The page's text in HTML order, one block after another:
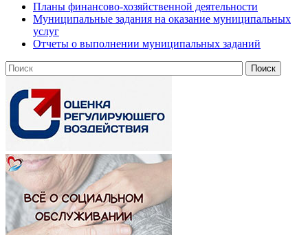
Планы финансово-хозяйственной деятельности
Муниципальные задания на оказание муниципальных
услуг
Отчеты о выполнении муниципальных заданий